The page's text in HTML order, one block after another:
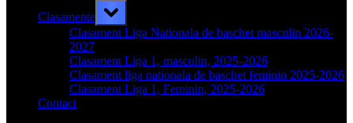
Clasamente
Toggle
sub-
menu
Clasament Liga Nationala de baschet masculin 2026-
2027
Clasament Liga 1, masculin, 2025-2026
Clasament liga nationala de baschet feminin 2025-2026
Clasament Liga 1, Feminin, 2025-2026
Contact